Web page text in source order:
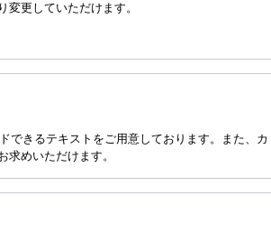
更していただけます。
できるテキストをご用意しております。また、カ
めいただけます。